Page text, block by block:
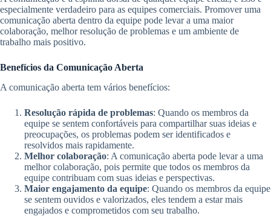
especialmente verdadeiro para as equipes comerciais. Promover uma
comunicação aberta dentro da equipe pode levar a uma maior
colaboração, melhor resolução de problemas e um ambiente de
trabalho mais positivo.
Benefícios da Comunicação Aberta
A comunicação aberta tem vários benefícios:
Resolução rápida de problemas: Quando os membros da
equipe se sentem confortáveis para compartilhar suas ideias e
preocupações, os problemas podem ser identificados e
resolvidos mais rapidamente.
Melhor colaboração: A comunicação aberta pode levar a uma
melhor colaboração, pois permite que todos os membros da
equipe contribuam com suas ideias e perspectivas.
Maior engajamento da equipe: Quando os membros da equipe
se sentem ouvidos e valorizados, eles tendem a estar mais
engajados e comprometidos com seu trabalho.